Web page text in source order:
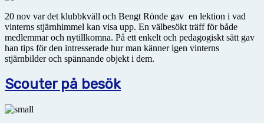
20 nov var det klubbkväll och Bengt Rönde gav en lektion i vad
vinterns stjärnhimmel kan visa upp. En välbesökt träff för både
medlemmar och nytillkomna. På ett enkelt och pedagogiskt sätt gav
han tips för den intresserade hur man känner igen vinterns
stjärnbilder och spännande objekt i dem.
Scouter på besök